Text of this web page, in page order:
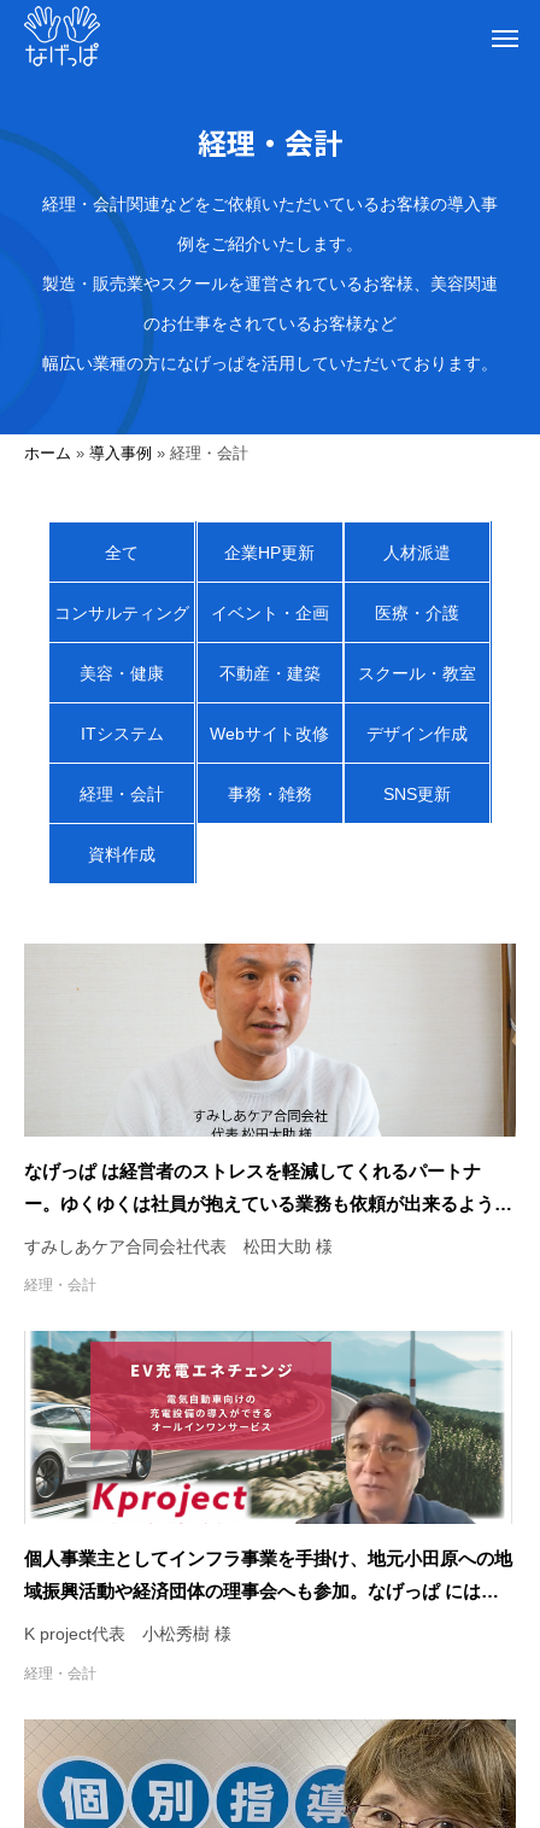
経理・会計
経理・会計関連などをご依頼いただいているお客様の導入事
例をご紹介いたします。
製造・販売業やスクールを運営されているお客様、美容関連
のお仕事をされているお客様など
幅広い業種の方になげっぱを活用していただいております。
ホーム » 導入事例 » 経理・会計
全て 企業HP更新 人材派遣
コンサルティング イベント・企画 医療・介護
美容・健康 不動産・建築 スクール・教室
ITシステム Webサイト改修 デザイン作成
経理・会計 事務・雑務 SNS更新
資料作成
なげっぱ は経営者のストレスを軽減してくれるパートナ
ー。ゆくゆくは社員が抱えている業務も依頼が出来るように
なればいいと考えています。
すみしあケア合同会社代表 松田大助 様
経理・会計
個人事業主としてインフラ事業を手掛け、地元小田原への地
域振興活動や経済団体の理事会へも参加。なげっぱ には資
料作成で参加してもらっています！
K project代表 小松秀樹 様
経理・会計